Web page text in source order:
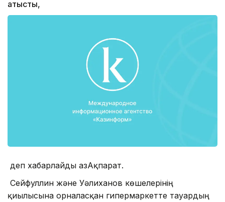
қатысты,
деп хабарлайды ҚазАқпарат.
Сейфуллин және Уәлиханов көшелерінің
қиылысына орналасқан гипермаркетте тауардың